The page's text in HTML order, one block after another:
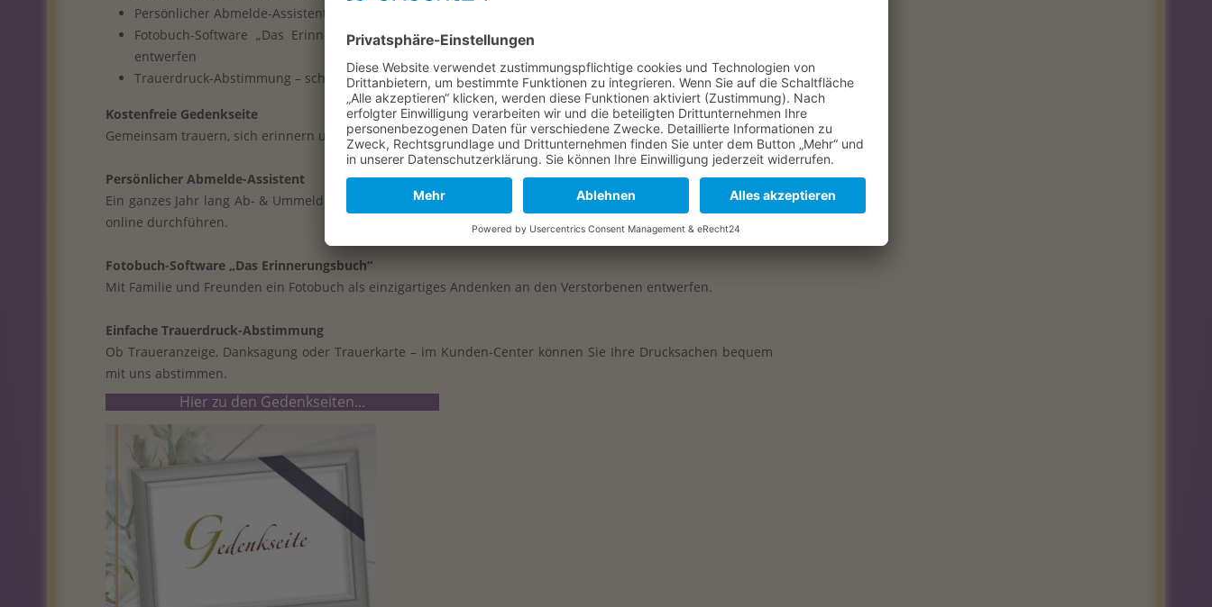
Persönlicher Abmelde-Assistent – ein ganzes Jahr lang Ab- & Ummeldungen einfach online durchführen
Fotobuch-Software „Das Erinnerungsbuch“ – mit Familie und Freunden ein einzigartiges Andenken
entwerfen
Trauerdruck-Abstimmung – schnell & einfach online
Kostenfreie Gedenkseite
Gemeinsam trauern, sich erinnern und ein vergangenes Leben auf vielfältige Weise ehren.
Persönlicher Abmelde-Assistent
Ein ganzes Jahr lang Ab- & Ummeldungen von Versicherungen, Abonnements, Online-Accounts & Co. einfach
online durchführen.
Fotobuch-Software „Das Erinnerungsbuch“
Mit Familie und Freunden ein Fotobuch als einzigartiges Andenken an den Verstorbenen entwerfen.
Einfache Trauerdruck-Abstimmung
Ob Traueranzeige, Danksagung oder Trauerkarte – im Kunden-Center können Sie Ihre Drucksachen bequem
mit uns abstimmen.
Hier zu den Gedenkseiten...